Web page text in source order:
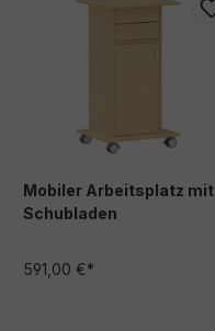
Mobiler Arbeitsplatz mit
Schubladen
591,00 €*